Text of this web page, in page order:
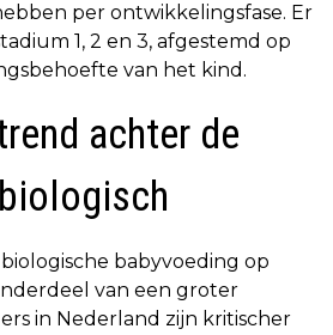
per ontwikkelingsfase. Er
1, 2 en 3, afgestemd op
van het kind.
achter de
babyvoeding op
van een groter
in Nederland zijn kritischer